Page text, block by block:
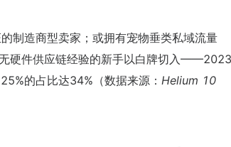
制造商型卖家；或拥有宠物垂类私域流量
无硬件供应链经验的新手以白牌切入——2023
的占比达34%（数据来源： Helium 10